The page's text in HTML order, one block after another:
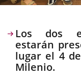
Descripción
Los dos
estarán
lugar el 4
Milenio.